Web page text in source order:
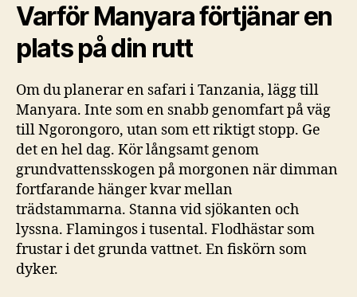
Varför Manyara förtjänar en
plats på din rutt
Om du planerar en safari i Tanzania, lägg till
Manyara. Inte som en snabb genomfart på väg
till Ngorongoro, utan som ett riktigt stopp. Ge
det en hel dag. Kör långsamt genom
grundvattensskogen på morgonen när dimman
fortfarande hänger kvar mellan
trädstammarna. Stanna vid sjökanten och
lyssna. Flamingos i tusental. Flodhästar som
frustar i det grunda vattnet. En fiskörn som
dyker.